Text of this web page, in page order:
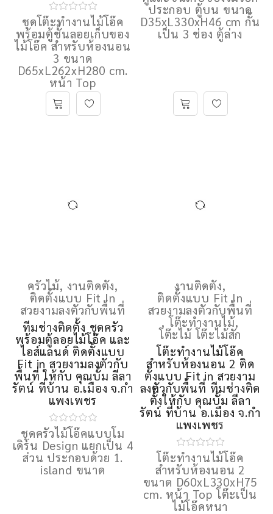
ชุดโต๊ะทํางานไม้โอ๊ค
พร้อมตู้ชั้นลอยเก็บของ
ไม้โอ๊ค สำหรับห้องนอน
3 ขนาด
D65xL262xH280 cm.
หน้า Top
ประกอบ ตู้บน ขนาด
D35xL330xH46 cm กั้น
เป็น 3 ช่อง ตู้ล่าง
ครัวไม้, งานติดตั้ง,
ติดตั้งแบบ Fit In
สวยงามลงตัวกับพื้นที่
ทีมช่างติดตั้ง ชุดครัว
พร้อมตู้ลอยไม้โอ๊ค และ
ไอส์แลนด์ ติดตั้งแบบ
Fit in สวยงามลงตัวกับ
พื้นที่ ให้กับ คุณบั้ม ลีลา
รัตน์ ที่บ้าน อ.เมือง จ.กํา
แพงเพชร
ชุดครัวไม้โอ๊คแบบโม
เดิร์น Design แยกเป็น 4
ส่วน ประกอบด้วย 1.
island ขนาด
งานติดตั้ง,
ติดตั้งแบบ Fit In
สวยงามลงตัวกับพื้นที่
,โต๊ะทำงานไม้,
โต๊ะไม้ โต๊ะไม้สัก
โต๊ะทํางานไม้โอ๊ค
สำหรับห้องนอน 2 ติด
ตั้งแบบ Fit in สวยงาม
ลงตัวกับพื้นที่ ทีมช่างติด
ตั้้งให้กับ คุณบั้ม ลีลา
รัตน์ ที่บ้าน อ.เมือง จ.กํา
แพงเพชร
โต๊ะทํางานไม้โอ๊ค
สำหรับห้องนอน 2
ขนาด D60xL330xH75
cm. หน้า Top โต๊ะเป็น
ไม้โอ๊คหนา